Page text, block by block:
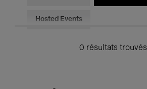
Hosted Events
0 résultats trouvés